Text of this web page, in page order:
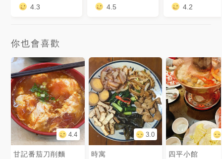
4.3 4.5 4.2
你也會喜歡
4.4
甘記番茄刀削麵
3.0
時寓 四平小館